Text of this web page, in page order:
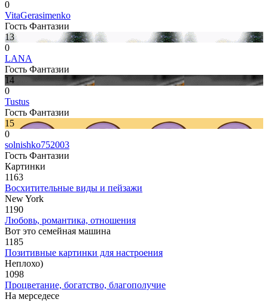
0
VitaGerasimenko
Гость Фантазии
13
0
LANA
Гость Фантазии
14
0
Tustus
Гость Фантазии
15
0
solnishko752003
Гость Фантазии
Картинки
1163
Восхитительные виды и пейзажи
New York
1190
Любовь, романтика, отношения
Вот это семейная машина
1185
Позитивные картинки для настроения
Неплохо)
1098
Процветание, богатство, благополучие
На мерседесе